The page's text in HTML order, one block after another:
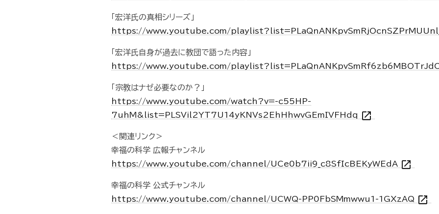
「宏洋氏の真相シリーズ」
https://www.youtube.com/
「宏洋氏自身が過去に教団で語った内容」
https://www.youtube.com/
「宗教はナゼ必要なのか？」
https://www.youtube.com/watch?v=-c55HP-
7uhM&list=PLSVil2YT7U14yKNVs2EhHhwvGEmIVFHdq
open_in_new
＜関連リンク＞
幸福の科学 広報チャンネル
https://www.youtube.com/channel/UCe0b7ii9_c8SfIcBEKyWEdA open_in_new
幸福の科学 公式チャンネル
https://www.youtube.com/channel/UCWQ-PP0FbSMmwwu1-1GXzAQ open_in_new